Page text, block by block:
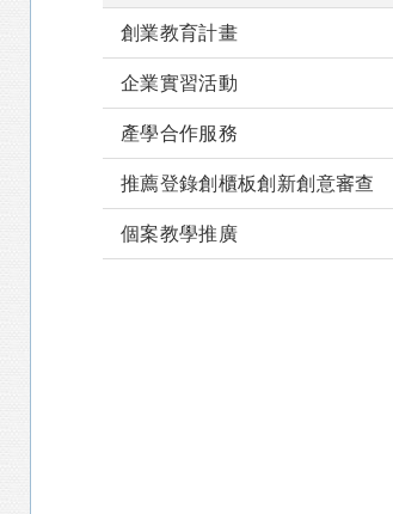
創業教育計畫
企業實習活動
產學合作服務
推薦登錄創櫃板創新創意審查
個案教學推廣